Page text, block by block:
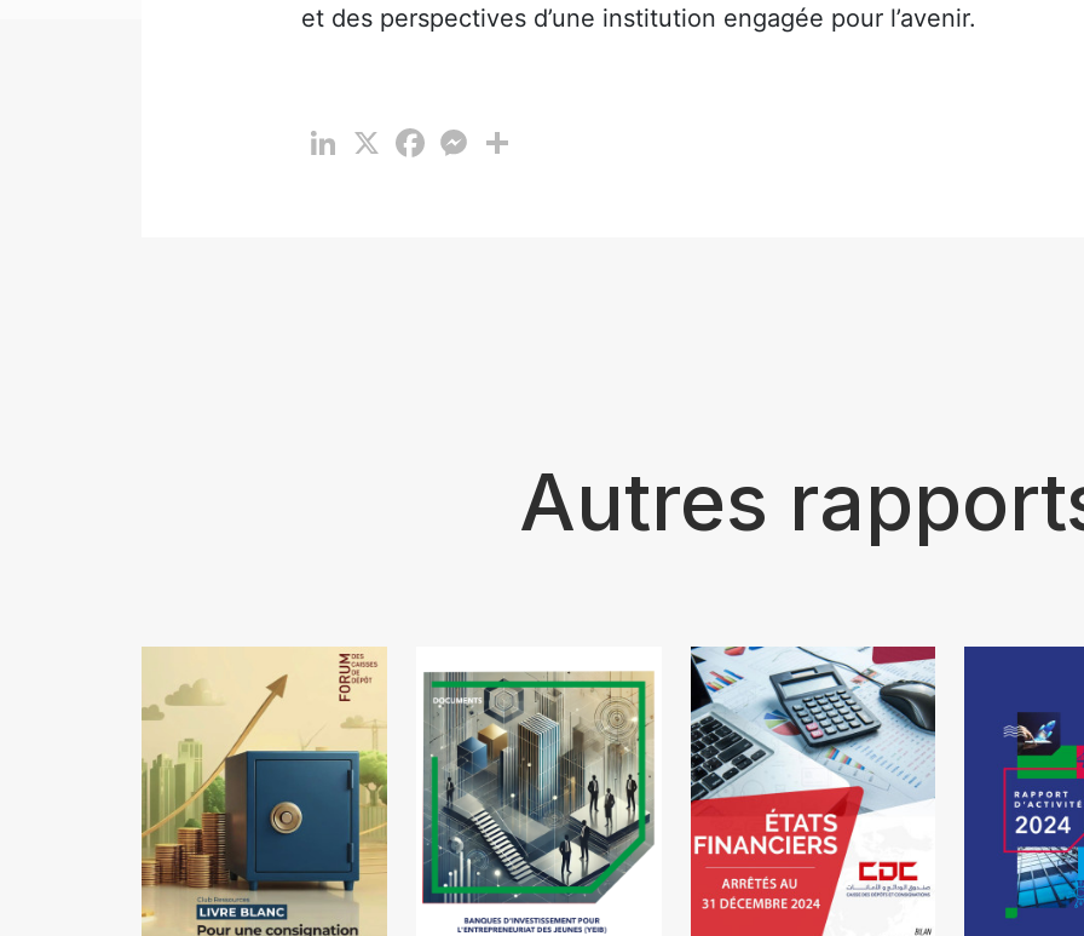
et des perspectives d’une institution engagée pour l’avenir.
LinkedIn
X FacebookMessenger
Autres